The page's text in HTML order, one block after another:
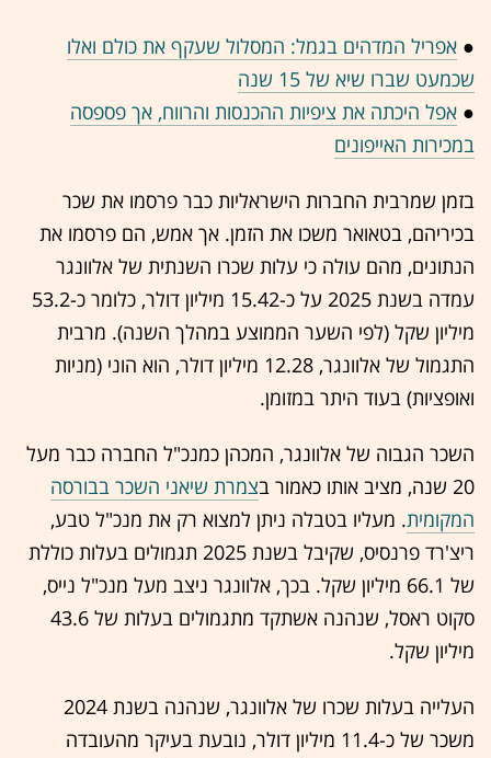
● אפריל המדהים בגמל: המסלול שעקף את כולם ואלו
שכמעט שברו שיא של 15 שנה
● אפל היכתה את ציפיות ההכנסות והרווח, אך פספסה
במכירות האייפונים
בזמן שמרבית החברות הישראליות כבר פרסמו את שכר
בכיריהם, בטאואר משכו את הזמן. אך אמש, הם פרסמו את
הנתונים, מהם עולה כי עלות שכרו השנתית של אלוונגר
עמדה בשנת 2025 על כ-15.42 מיליון דולר, כלומר כ-53.2
מיליון שקל (לפי השער הממוצע במהלך השנה). מרבית
התגמול של אלוונגר, 12.28 מיליון דולר, הוא הוני (מניות
ואופציות) בעוד היתר במזומן.
השכר הגבוה של אלוונגר, המכהן כמנכ"ל החברה כבר מעל
20 שנה, מציב אותו כאמור ב
צמרת שיאני השכר בבורסה
המקומית. מעליו בטבלה ניתן למצוא רק את מנכ"ל טבע,
ריצ'רד פרנסיס, שקיבל בשנת 2025 תגמולים בעלות כוללת
של 66.1 מיליון שקל. בכך, אלוונגר ניצב מעל מנכ"ל נייס,
סקוט ראסל, שנהנה אשתקד מתגמולים בעלות של 43.6
מיליון שקל.
העלייה בעלות שכרו של אלוונגר, שנהנה בשנת 2024
משכר של כ-11.4 מיליון דולר, נובעת בעיקר מהעובדה